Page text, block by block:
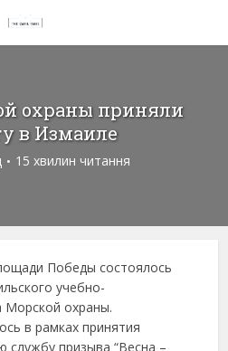
охраны приняли
в Измаиле
15 хвилин читання
Победы состоялось
учебно-
Морской охраны.
в рамках принятия
службу призыва “Весна –